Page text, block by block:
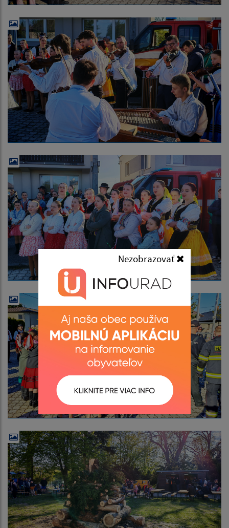
Nezobrazovať